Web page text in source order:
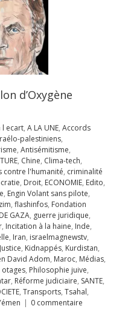
d’Oxygène
l ecart, A LA UNE, Accords
palestiniens,
, Antisémitisme,
, Chine, Clima-tech,
contre l'humanité, criminalité
, Droit, ECONOMIE, Edito,
, Engin Volant sans pilote,
, flashinfos, Fondation
GAZA, guerre juridique,
, Incitation à la haine, Inde,
, Iran, israelmagnewstv,
Justice, Kidnappés, Kurdistan,
David Adom, Maroc, Médias,
otages, Philosophie juive,
, Réforme judiciaire, SANTE,
, Transports, Tsahal,
| 0 commentaire